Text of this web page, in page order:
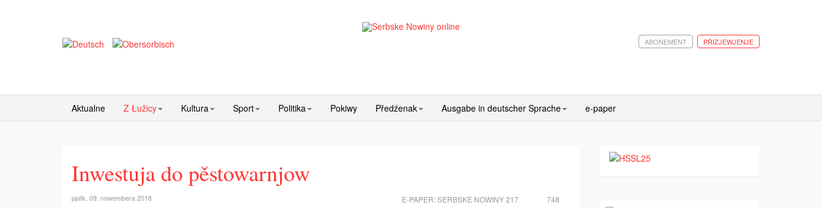
PŘIZJEWJENJE
ABONEMENT
Aktualne Z Łužicy Kultura Sport Politika Pokiwy Předźenak Ausgabe in deutscher Sprache e-paper
Inwestuja do pěstowarnjow
pjatk, 09. nowembera 2018 748
E-PAPER:SERBSKE NOWINY 217